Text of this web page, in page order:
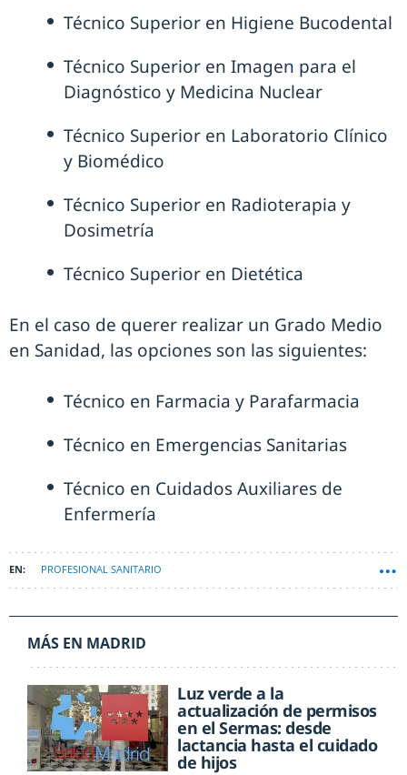
Técnico Superior en Higiene Bucodental
Técnico Superior en Imagen para el
Diagnóstico y Medicina Nuclear
Técnico Superior en Laboratorio Clínico
y Biomédico
Técnico Superior en Radioterapia y
Dosimetría
Técnico Superior en Dietética
En el caso de querer realizar un Grado Medio
en Sanidad, las opciones son las siguientes:
Técnico en Farmacia y Parafarmacia
Técnico en Emergencias Sanitarias
Técnico en Cuidados Auxiliares de
Enfermería
PROFESIONAL SANITARIO
MÁS EN MADRID
Luz verde a la
actualización de permisos
en el Sermas: desde
lactancia hasta el cuidado
de hijos